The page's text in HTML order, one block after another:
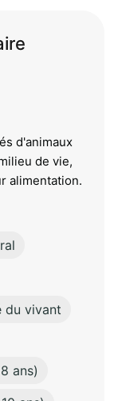
d'animaux
de vie,
alimentation.
du vivant
ans)